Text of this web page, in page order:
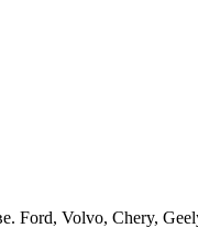
Ford, Volvo, Chery,